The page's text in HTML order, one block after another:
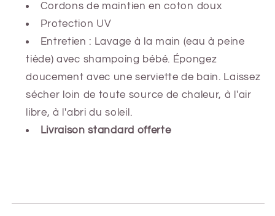
Cordons de maintien en coton doux
Protection UV
Entretien : Lavage à la main (eau à peine
tiède) avec shampoing bébé. Épongez
doucement avec une serviette de bain. Laissez
sécher loin de toute source de chaleur, à l'air
libre, à l'abri du soleil.
Livraison standard offerte